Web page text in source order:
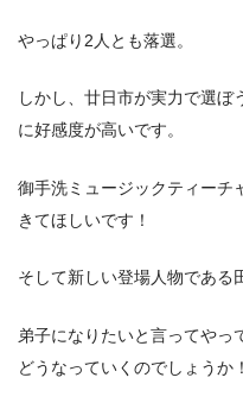
やっぱり2人とも落選。
しかし、廿日市が実力で選ぼ
に好感度が高いです。
御手洗ミュージックティーチ
きてほしいです！
そして新しい登場人物である
弟子になりたいと言ってやっ
どうなっていくのでしょうか